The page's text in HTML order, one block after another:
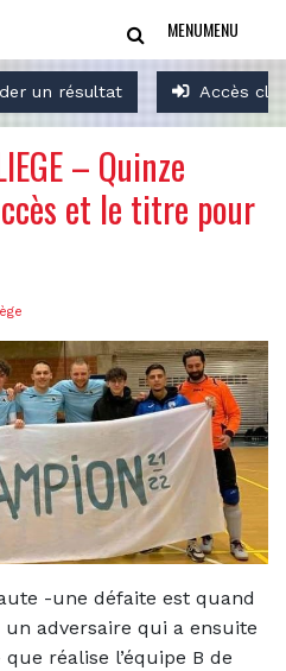
un résultat Accès
MENUMENU
– Quinze
et le titre pour
-une défaite est quand
adversaire qui a ensuite
réalise l’équipe B de